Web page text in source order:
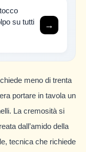
su tutti
→
meno di trenta
portare in tavola un
La cremosità si
dall’amido della
tecnica che richiede